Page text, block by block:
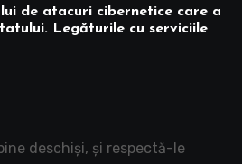
de atacuri cibernetice care a
Legăturile cu serviciile
deschiși, și respectă-le